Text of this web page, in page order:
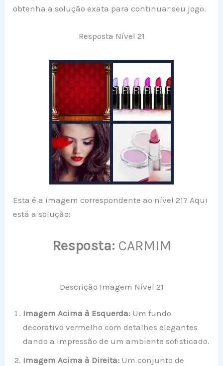
obtenha a solução exata para continuar seu jogo.
Resposta Nível 21
Esta é a imagem correspondente ao nível 21? Aqui
está a solução:
Resposta: CARMIM
Descrição Imagem Nível 21
Imagem Acima à Esquerda: Um fundo
decorativo vermelho com detalhes elegantes
dando a impressão de um ambiente sofisticado.
Imagem Acima à Direita: Um conjunto de